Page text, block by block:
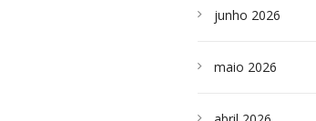
junho 2026
maio 2026